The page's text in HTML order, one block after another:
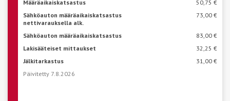
Määräaikaiskatsastus
50,75 €
Sähköauton määräaikaiskatsastus
nettivarauksella alk.
73,00 €
Sähköauton määräaikaiskatsastus
83,00 €
Lakisääteiset mittaukset
32,25 €
Jälkitarkastus
31,00 €
Päivitetty 7.8.2026